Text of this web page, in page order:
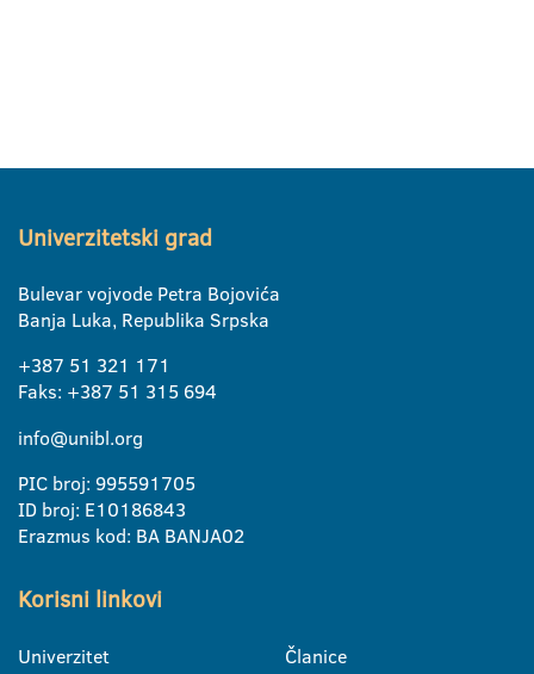
Univerzitetski grad
Bulevar vojvode Petra Bojovića
Banja Luka, Republika Srpska
+387 51 321 171
Faks: +387 51 315 694
info@unibl.org
PIC broj: 995591705
ID broj: E10186843
Erazmus kod: BA BANJA02
Korisni linkovi
Univerzitet
Članice